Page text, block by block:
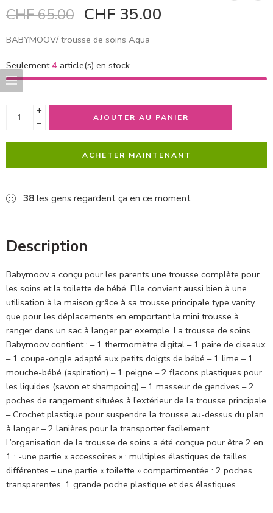
CHF65.00 CHF 35.00
BABYMOOV/ trousse de soins Aqua
Seulement4 article(s) en stock.
+
−
AJOUTER AU PANIER
ACHETER MAINTENANT
38 les gens regardent ça en ce moment
Description
Babymoov a conçu pour les parents une trousse complète pour
les soins et la toilette de bébé. Elle convient aussi bien à une
utilisation à la maison grâce à sa trousse principale type vanity,
que pour les déplacements en emportant la mini trousse à
ranger dans un sac à langer par exemple. La trousse de soins
Babymoov contient : – 1 thermomètre digital – 1 paire de ciseaux
– 1 coupe-ongle adapté aux petits doigts de bébé – 1 lime – 1
mouche-bébé (aspiration) – 1 peigne – 2 flacons plastiques pour
les liquides (savon et shampoing) – 1 masseur de gencives – 2
poches de rangement situées à l’extérieur de la trousse principale
– Crochet plastique pour suspendre la trousse au-dessus du plan
à langer – 2 lanières pour la transporter facilement.
L’organisation de la trousse de soins a été conçue pour être 2 en
1 : -une partie « accessoires » : multiples élastiques de tailles
différentes – une partie « toilette » compartimentée : 2 poches
transparentes, 1 grande poche plastique et des élastiques.